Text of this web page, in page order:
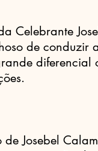
Celebrante
de conduzir
diferencial
Josebel